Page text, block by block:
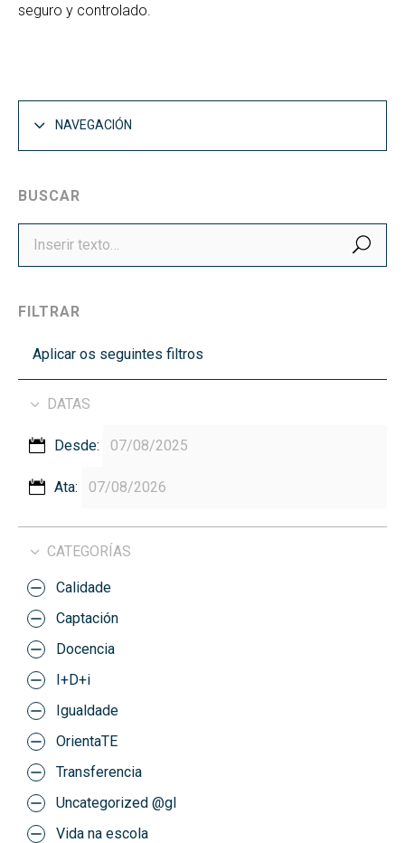
seguro y controlado.
NAVEGACIÓN
BUSCAR
FILTRAR
Aplicar os seguintes filtros
DATAS
Desde:
Ata:
CATEGORÍAS
Calidade
Captación
Docencia
I+D+i
Igualdade
OrientaTE
Transferencia
Uncategorized @gl
Vida na escola